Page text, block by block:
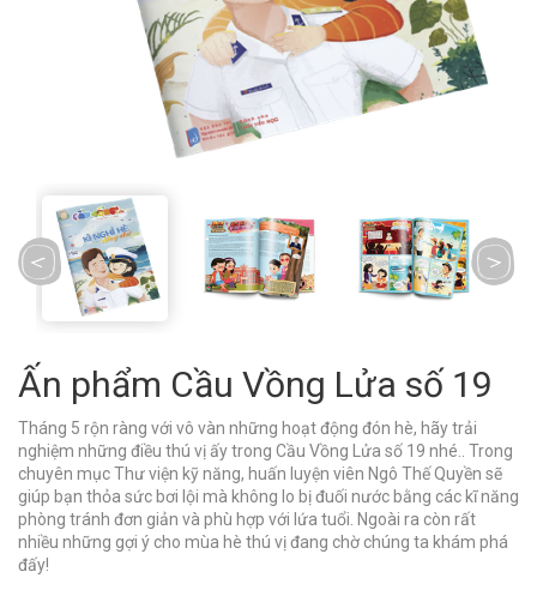
prev next
Ấn phẩm Cầu Vồng Lửa số 19
Tháng 5 rộn ràng với vô vàn những hoạt động đón hè, hãy trải
nghiệm những điều thú vị ấy trong Cầu Vồng Lửa số 19 nhé.. Trong
chuyên mục Thư viện kỹ năng, huấn luyện viên Ngô Thế Quyền sẽ
giúp bạn thỏa sức bơi lội mà không lo bị đuối nước bằng các kĩ năng
phòng tránh đơn giản và phù hợp với lứa tuổi. Ngoài ra còn rất
nhiều những gợi ý cho mùa hè thú vị đang chờ chúng ta khám phá
đấy!